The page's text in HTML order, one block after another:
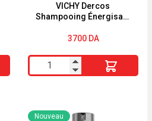
VICHY Dercos
Shampooing Énergisant
3700 DA
quantité
de
Dercos
Nouveau